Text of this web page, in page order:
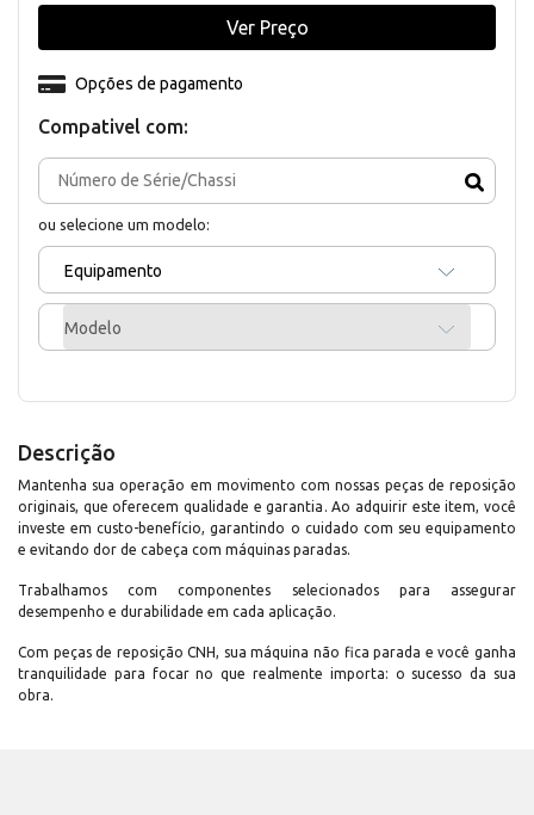
Compativel com:
ou selecione um modelo:
Equipamento
Modelo
Opções de pagamento
Ver Preço
Descrição
Mantenha sua operação em movimento com nossas peças de reposição
originais, que oferecem qualidade e garantia. Ao adquirir este item, você
investe em custo-benefício, garantindo o cuidado com seu equipamento
e evitando dor de cabeça com máquinas paradas.
Trabalhamos com componentes selecionados para assegurar
desempenho e durabilidade em cada aplicação.
Com peças de reposição CNH, sua máquina não fica parada e você ganha
tranquilidade para focar no que realmente importa: o sucesso da sua
obra.